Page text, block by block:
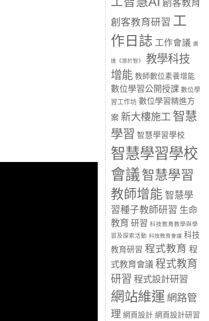
創客教育
創客教育研習 工
作日誌 工作會議 廣
達《游於智》
教學科技
增能 教師數位素養增能
數位學習公開授課 數位學
習工作坊 數位學習精進方
案 新大樓施工 智慧
學習 智慧學習學校
智慧學習學校
會議 智慧學習
教師增能 智慧學
習種子教師研習 生命
教育 研習 科技教育教學與學
習及探索活動 科技教育會議 科技
教育研習 程式教育 程
式教育會議 程式教育
研習 程式設計研習
網站維運 網路管
理 網頁設計 網頁設計研習